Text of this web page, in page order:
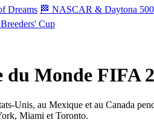
Dreams 🏁 NASCAR & Daytona 500
Cup
du Monde FIFA
Unis, au Mexique et au Canada
Miami et Toronto.